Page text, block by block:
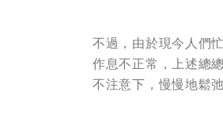
不過，由於現今人們
作息不正常，上述總
不注意下，慢慢地鬆